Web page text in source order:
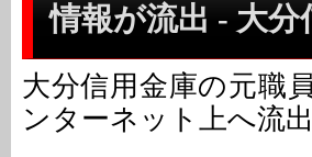
情報が流出 - 大分
大分信用金庫の元職
ンターネット上へ流